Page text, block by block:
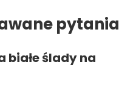
pytania
białe ślady na